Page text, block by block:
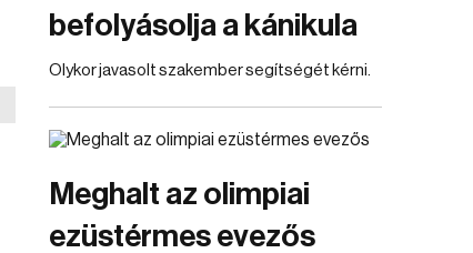
befolyásolja a kánikula
Olykor javasolt szakember segítségét kérni.
Meghalt az olimpiai
ezüstérmes evezős